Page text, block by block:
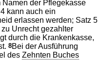
der Pflegekasse
kann auch ein
erlassen werden; Satz 5
Unrecht gezahlter
durch die Krankenkasse,
8Bei der Ausführung
desZehnten Buches